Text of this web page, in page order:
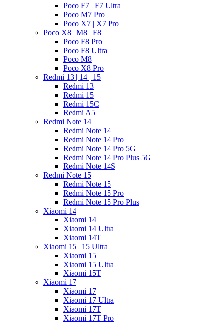
Poco F7 | F7 Ultra
Poco M7 Pro
Poco X7 | X7 Pro
Poco X8 | M8 | F8
Poco F8 Pro
Poco F8 Ultra
Poco M8
Poco X8 Pro
Redmi 13 | 14 | 15
Redmi 13
Redmi 15
Redmi 15C
Redmi A5
Redmi Note 14
Redmi Note 14
Redmi Note 14 Pro
Redmi Note 14 Pro 5G
Redmi Note 14 Pro Plus 5G
Redmi Note 14S
Redmi Note 15
Redmi Note 15
Redmi Note 15 Pro
Redmi Note 15 Pro Plus
Xiaomi 14
Xiaomi 14
Xiaomi 14 Ultra
Xiaomi 14T
Xiaomi 15 | 15 Ultra
Xiaomi 15
Xiaomi 15 Ultra
Xiaomi 15T
Xiaomi 17
Xiaomi 17
Xiaomi 17 Ultra
Xiaomi 17T
Xiaomi 17T Pro